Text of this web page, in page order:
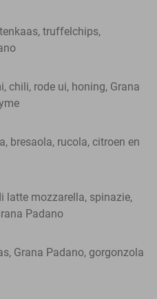
truffelchips,
chili, rode ui, honing, Grana
bresaola, rucola, citroen en
latte mozzarella, spinazie,
Padano
Grana Padano, gorgonzola